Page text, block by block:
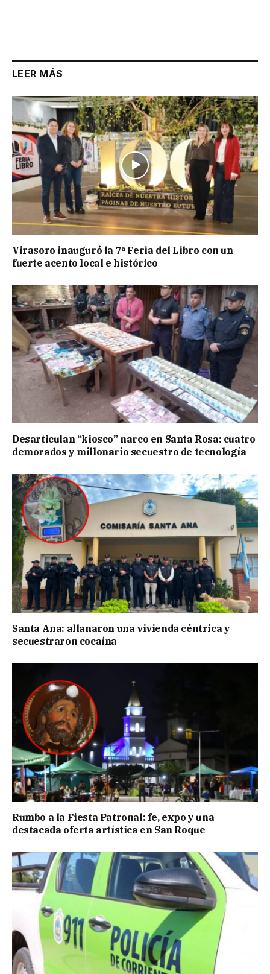
LEER MÁS
Virasoro inauguró la 7ª Feria del Libro con un
fuerte acento local e histórico
Desarticulan “kiosco” narco en Santa Rosa: cuatro
demorados y millonario secuestro de tecnología
Santa Ana: allanaron una vivienda céntrica y
secuestraron cocaína
Rumbo a la Fiesta Patronal: fe, expo y una
destacada oferta artística en San Roque